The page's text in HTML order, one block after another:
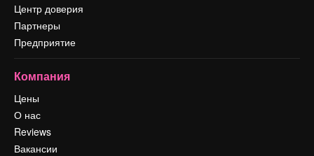
Центр доверия
Партнеры
Предприятие
Компания
Цены
О нас
Reviews
Вакансии